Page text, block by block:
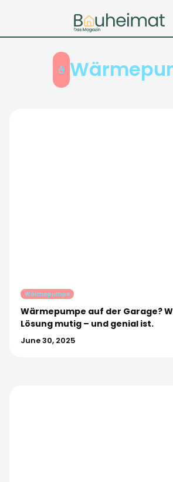
Wärmepumpe
Wärmepumpe auf der Garage?
Lösung mutig – und genial ist.
June 30, 2025